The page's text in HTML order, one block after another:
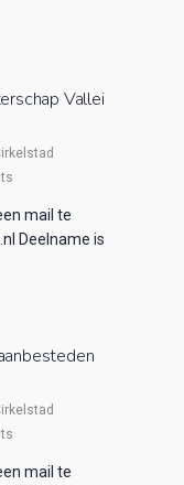
Vallei
mail te
Deelname is
mail te